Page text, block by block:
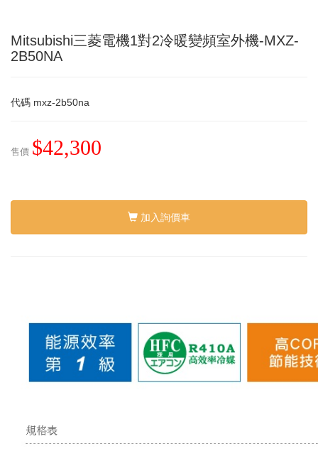
Mitsubishi三菱電機1對2冷暖變頻室外機-MXZ-
2B50NA
代碼 mxz-2b50na
售價 $42,300
加入詢價車